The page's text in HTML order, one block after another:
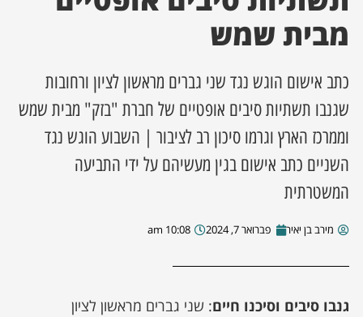
מסע מלחמה
השבוע
מקומית
מבית שמש
כתב אישום הוגש נגד שני גברים מראשון לציון ורחובות
שגנבו תשתיות סיבים אופטיים של חברת "בזק" מבית שמש
וממרכז הארץ וגרמו סיכון רב לציבור | השבוע הוגש נגד
השניים כתב אישום בגין מעשיהם על ידי התביעה
המשטרתית
מירב בן יאיר פברואר 7, 2024 10:08 am
גנבו סיבים וסיכנו חיים: שני גברים מראשון לציון